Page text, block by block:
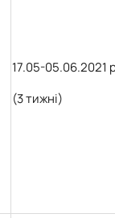
17.05-05.06.2021
(3 тижні)